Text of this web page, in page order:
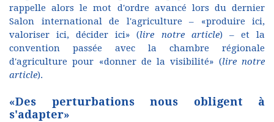
rappelle alors le mot d'ordre avancé lors du dernier
Salon international de l'agriculture – «produire ici,
valoriser ici, décider ici» (lire notre article) – et la
convention passée avec la chambre régionale
d'agriculture pour «donner de la visibilité» (lire notre
article).
«Des perturbations nous obligent à
s'adapter»